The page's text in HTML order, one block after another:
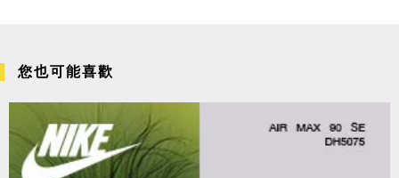
您也可能喜歡